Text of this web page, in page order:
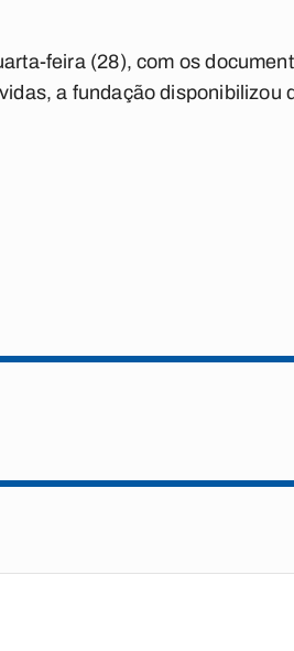
feira (28), com os
a fundação disponibilizou